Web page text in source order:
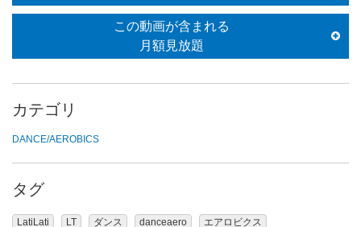
この動画が含まれる
月額見放題
カテゴリ
DANCE/AEROBICS
タグ
LatiLati LT ダンス danceaero エアロビクス